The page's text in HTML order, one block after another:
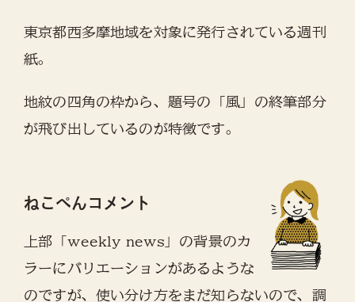
東京都西多摩地域を対象に発行されている週刊
紙。
地紋の四角の枠から、題号の「風」の終筆部分
が飛び出しているのが特徴です。
ねこぺんコメント
上部「weekly news」の背景のカ
ラーにバリエーションがあるような
のですが、使い分け方をまだ知らないので、調